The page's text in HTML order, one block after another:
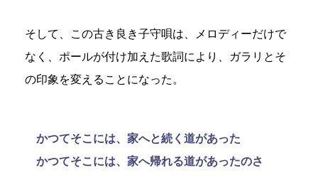
そして、この古き良き子守唄は、メロディーだけで
なく、ポールが付け加えた歌詞により、ガラリとそ
の印象を変えることになった。
かつてそこには、家へと続く道があった
かつてそこには、家へ帰れる道があったのさ